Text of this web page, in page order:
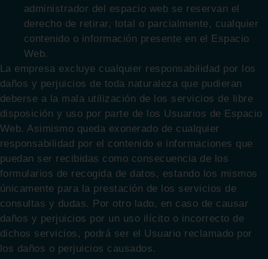
administrador del espacio web se reservan el
derecho de retirar, total o parcialmente, cualquier
contenido o información presente en el Espacio
Web.
La empresa excluye cualquier responsabilidad por los
daños y perjuicios de toda naturaleza que pudieran
deberse a la mala utilización de los servicios de libre
disposición y uso por parte de los Usuarios de Espacio
Web. Asimismo queda exonerado de cualquier
responsabilidad por el contenido e informaciones que
puedan ser recibidas como consecuencia de los
formularios de recogida de datos, estando los mismos
únicamente para la prestación de los servicios de
consultas y dudas. Por otro lado, en caso de causar
daños y perjuicios por un uso ilícito o incorrecto de
dichos servicios, podrá ser el Usuario reclamado por
los daños o perjuicios causados.